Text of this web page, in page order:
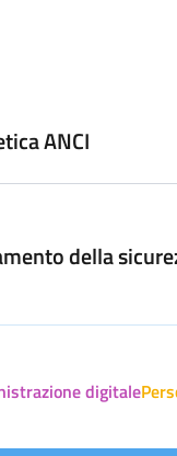
ANCI
della
digitale